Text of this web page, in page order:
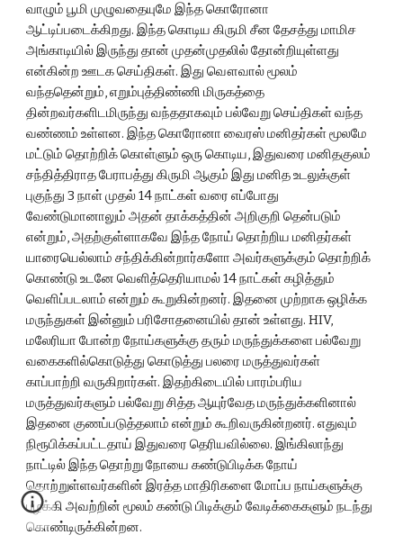
வாழும் பூமி முழுவதையுமே இந்த கொரோனா
ஆட்டிப்படைக்கிறது. இந்த கொடிய கிருமி சீன தேசத்து மாமிச
அங்காடியில் இருந்து தான் முதன்முதலில் தோன்றியுள்ளது
என்கின்ற ஊடக செய்திகள். இது வௌவால் மூலம்
வந்ததென்றும், எறும்புத்திண்ணி மிருகத்தை
தின்றவர்களிடமிருந்து வந்ததாகவும் பல்வேறு செய்திகள் வந்த
வண்ணம் உள்ளன. இந்த கொரோனா வைரஸ் மனிதர்கள் மூலமே
மட்டும் தொற்றிக் கொள்ளும் ஒரு கொடிய, இதுவரை மனிதகுலம்
சந்தித்திராத பேராபத்து கிருமி ஆகும் இது மனித உடலுக்குள்
புகுந்து 3 நாள் முதல் 14 நாட்கள் வரை எப்போது
வேண்டுமானாலும் அதன் தாக்கத்தின் அறிகுறி தென்படும்
என்றும், அதற்குள்ளாகவே இந்த நோய் தொற்றிய மனிதர்கள்
யாரையெல்லாம் சந்திக்கின்றார்களோ அவர்களுக்கும் தொற்றிக்
கொண்டு உடனே வெளித்தெரியாமல் 14 நாட்கள் கழித்தும்
வெளிப்படலாம் என்றும் கூறுகின்றனர். இதனை முற்றாக ஒழிக்க
மருந்துகள் இன்னும் பரிசோதனையில் தான் உள்ளது. HIV,
மலேரியா போன்ற நோய்களுக்கு தரும் மருந்துக்களை பல்வேறு
வகைகளில்கொடுத்து கொடுத்து பலரை மருத்துவர்கள்
காப்பாற்றி வருகிறார்கள். இதற்கிடையில் பாரம்பரிய
மருத்துவர்களும் பல்வேறு சித்த ஆயுர்வேத மருந்துக்களினால்
இதனை குணப்படுத்தலாம் என்றும் கூறிவருகின்றனர். எதுவும்
நிரூபிக்கப்பட்டதாய் இதுவரை தெரியவில்லை. இங்கிலாந்து
நாட்டில் இந்த தொற்று நோயை கண்டுபிடிக்க நோய்
தொற்றுள்ளவர்களின் இரத்த மாதிரிகளை மோப்ப நாய்களுக்கு
பழக்கி அவற்றின் மூலம் கண்டு பிடிக்கும் வேடிக்கைகளும் நடந்து
கொண்டிருக்கின்றன.